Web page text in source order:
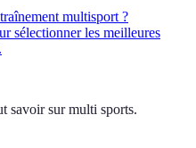
multisport ?
sélectionner les meilleures
savoir sur multi sports.